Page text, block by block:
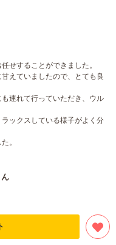
せすることができました。
えていましたので、とても良
連れて行っていただき、ウル
ックスしている様子がよく分
。
けて主人と旅行に行けなかっ